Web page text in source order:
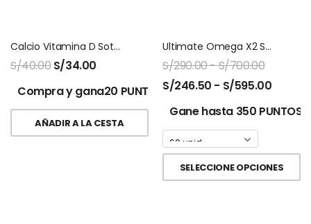
Calcio Vitamina D Sottcor 130 Gomitas
S/40.00 S/34.00
Compra y gana20 PUNTOS!
AÑADIR A LA CESTA
Ultimate Omega X2 Softgel Nordic Naturals
S/290.00-S/700.00
S/246.50 - S/595.00
Gane hasta 350 PUNTOS.
SELECCIONE OPCIONES